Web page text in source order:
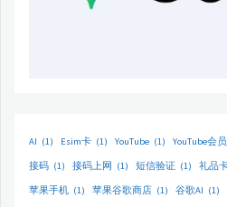
AI (1) Esim卡 (1) YouTube (1) YouTube会员
接码 (1) 接码上网 (1) 短信验证 (1) 礼品
苹果手机 (1) 苹果谷歌商店 (1) 谷歌AI (1)